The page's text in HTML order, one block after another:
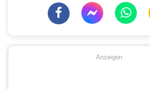
Anzeigen